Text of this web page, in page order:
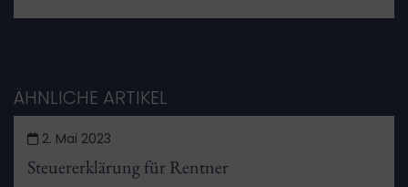
ÄHNLICHE ARTIKEL
2. Mai 2023
Steuererklärung für Rentner